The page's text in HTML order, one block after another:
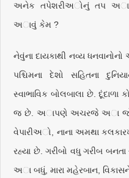
અનેક તપેશરીઅોનું તપ
અાવું કેમ ?
નેવુંના દાયકાથી નવ્ય
પશ્ચિમના દેશો સહિતના
સ્વાભાવિક બોલબાલા છે. દૂંદાળા
જ છે. અાપણે અચરજે અા
વેપારીઅો, નાના અમથા
રહ્યા છે. ગરીબો વધુ ગરીબ
અા બધું, મારા મહેરબાન,